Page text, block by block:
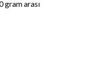
gram arası